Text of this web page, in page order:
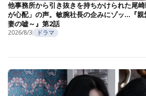
他事務所から引き抜きを持ちかけられた尾
が心配」の声。敏腕社長の企みにゾッ…『
妻の嘘～』第2話
2026/8/3 ドラマ